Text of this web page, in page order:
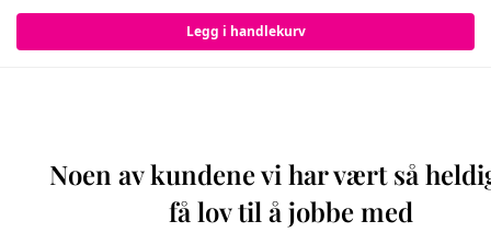
Legg i handlekurv
Noen av kundene vi har vært så
få lov til å jobbe med